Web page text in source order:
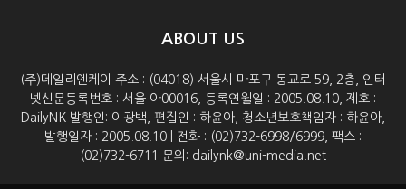
ABOUT US
(주)데일리엔케이 주소 : (04018) 서울시 마포구 동교로 59, 2층, 인터
넷신문등록번호 : 서울 아00016, 등록연월일 : 2005.08.10, 제호 :
DailyNK 발행인: 이광백, 편집인 : 하윤아, 청소년보호책임자 : 하윤아,
발행일자 : 2005.08.10 | 전화 : (02)732-6998/6999, 팩스 :
(02)732-6711 문의: dailynk@uni-media.net